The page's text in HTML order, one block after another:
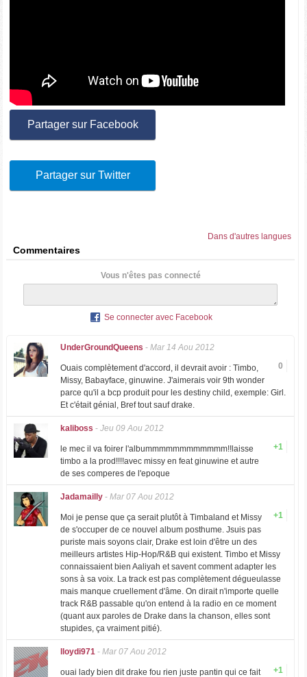
Partager sur Facebook
Partager sur Twitter
Dans d'autres langues
Commentaires
Vous n'êtes pas connecté
Se connecter avec Facebook
UnderGroundQueens - Mar 14 Aou 2012
0
Ouais complètement d'accord, il devrait avoir : Timbo,
Missy, Babayface, ginuwine. J'aimerais voir 9th wonder
parce qu'il a bcp produit pour les destiny child, exemple: Girl.
Et c'était génial, Bref tout sauf drake.
kaliboss - Jeu 09 Aou 2012
+1
le mec il va foirer l'albummmmmmmmmmmm!!laisse
timbo a la prod!!!!avec missy en feat ginuwine et autre
de ses comperes de l'epoque
Jadamailly- Mar 07 Aou 2012
+1
Moi je pense que ça serait plutôt à Timbaland et Missy
de s'occuper de ce nouvel album posthume. Jsuis pas
puriste mais soyons clair, Drake est loin d'être un des
meilleurs artistes Hip-Hop/R&B qui existent. Timbo et Missy
connaissaient bien Aaliyah et savent comment adapter les
sons à sa voix. La track est pas complètement dégueulasse
mais manque cruellement d'âme. On dirait n'importe quelle
track R&B passable qu'on entend à la radio en ce moment
(quant aux paroles de Drake dans la chanson, elles sont
stupides, ça vraiment pitié).
lloydi971- Mar 07 Aou 2012
+1
ouai lady bien dit drake fou rien juste pantin qui ce fait